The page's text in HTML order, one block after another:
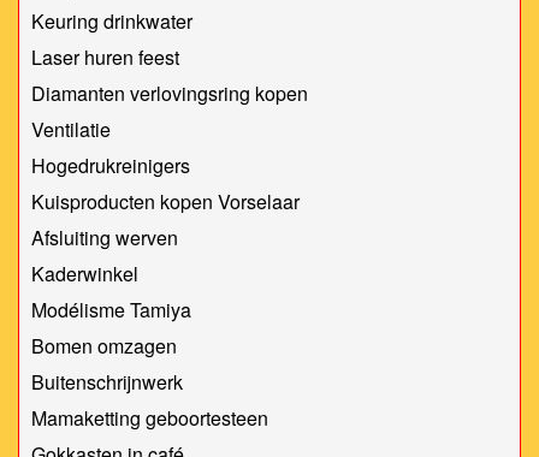
Keuring drinkwater
Laser huren feest
Diamanten verlovingsring kopen
Ventilatie
Hogedrukreinigers
Kuisproducten kopen Vorselaar
Afsluiting werven
Kaderwinkel
Modélisme Tamiya
Bomen omzagen
Buitenschrijnwerk
Mamaketting geboortesteen